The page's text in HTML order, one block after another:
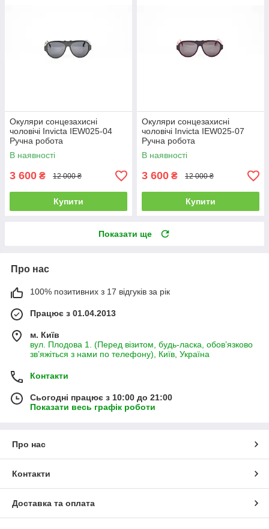
Окуляри сонцезахисні
чоловічі Invicta IEW025-04
Ручна робота
В наявності
3 600 ₴ 12 000 ₴
Купити
Окуляри сонцезахисні
чоловічі Invicta IEW025-07
Ручна робота
В наявності
3 600 ₴ 12 000 ₴
Купити
Показати ще
Про нас
100% позитивних з 17 відгуків за рік
Працює з 01.04.2013
м. Київ
вул. Плодова 1. (Перед візитом, будь-ласка, обов’язково
зв’яжіться з нами по телефону), Київ, Україна
Контакти
Сьогодні працює з 10:00 до 21:00
Показати весь графік роботи
Про нас
Контакти
Доставка та оплата